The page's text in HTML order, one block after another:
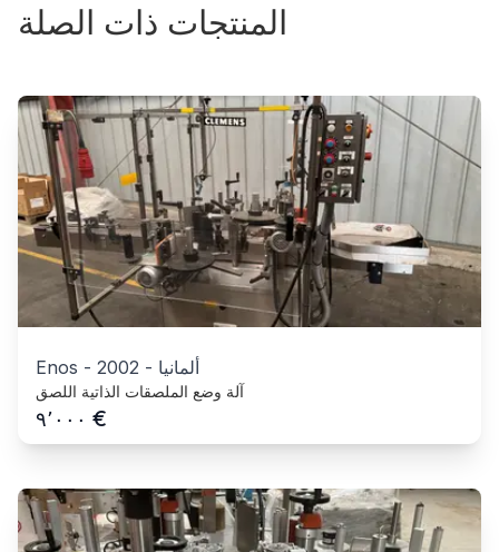
المنتجات ذات الصلة
Enos - 2002 - ألمانيا
آلة وضع الملصقات الذاتية اللصق
٩٬٠٠٠ €